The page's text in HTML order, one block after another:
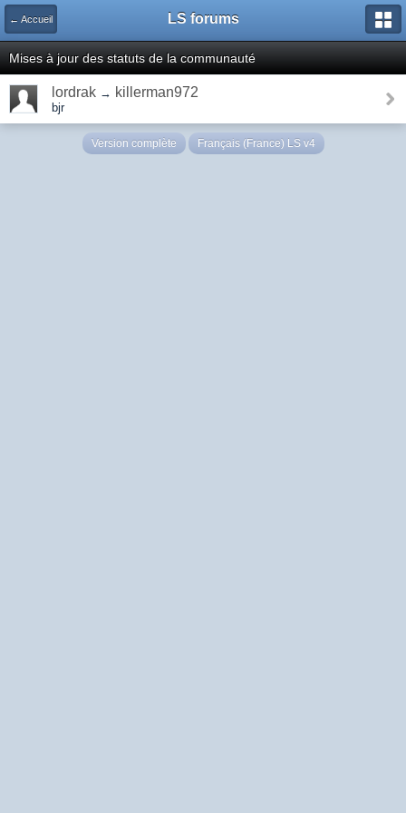
← Accueil LS forums
Mises à jour des statuts de la communauté
lordrak → killerman972
bjr
Version complète Français (France) LS v4